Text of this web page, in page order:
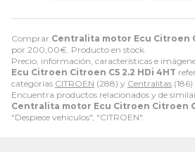
Comprar Centralita motor Ecu Citroen
por 200,00€ . Producto en stock.
Precio, información, características e
Ecu Citroen Citroen C5 2.2 HDi 4HT
categorías CITROEN (288) y Centralitas
Encuentra productos relacionados y de
Centralita motor Ecu Citroen Citroen
"Despiece vehiculos", "CITROEN".